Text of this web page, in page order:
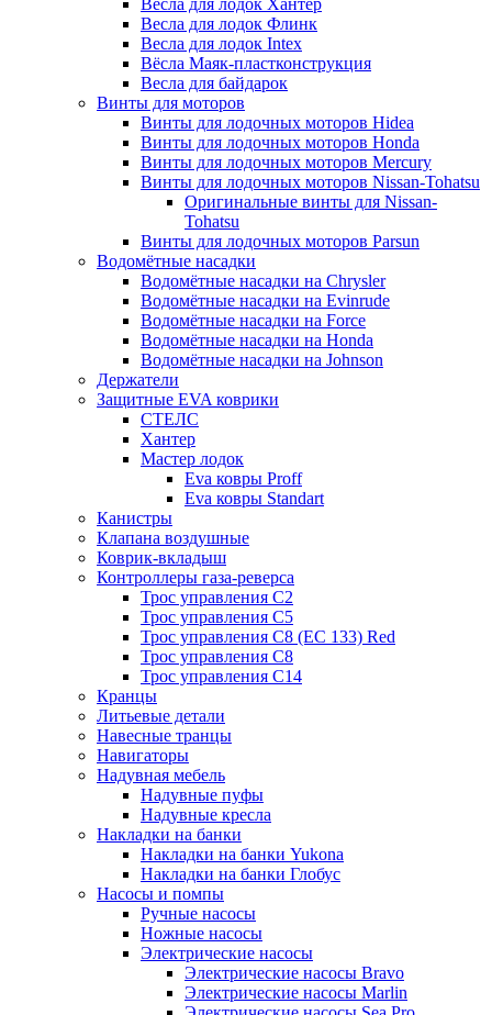
Весла для лодок Хантер
Весла для лодок Флинк
Весла для лодок Intex
Вёсла Маяк-пластконструкция
Весла для байдарок
Винты для моторов
Винты для лодочных моторов Hidea
Винты для лодочных моторов Honda
Винты для лодочных моторов Mercury
Винты для лодочных моторов Nissan-Tohatsu
Оригинальные винты для Nissan-
Tohatsu
Винты для лодочных моторов Parsun
Водомётные насадки
Водомётные насадки на Chrysler
Водомётные насадки на Evinrude
Водомётные насадки на Force
Водомётные насадки на Honda
Водомётные насадки на Johnson
Держатели
Защитные EVA коврики
СТЕЛС
Хантер
Мастер лодок
Eva ковры Proff
Eva ковры Standart
Канистры
Клапана воздушные
Коврик-вкладыш
Контроллеры газа-реверса
Трос управления C2
Трос управления C5
Трос управления C8 (ЕС 133) Red
Трос управления C8
Трос управления C14
Кранцы
Литьевые детали
Навесные транцы
Навигаторы
Надувная мебель
Надувные пуфы
Надувные кресла
Накладки на банки
Накладки на банки Yukona
Накладки на банки Глобус
Насосы и помпы
Ручные насосы
Ножные насосы
Электрические насосы
Электрические насосы Bravo
Электрические насосы Marlin